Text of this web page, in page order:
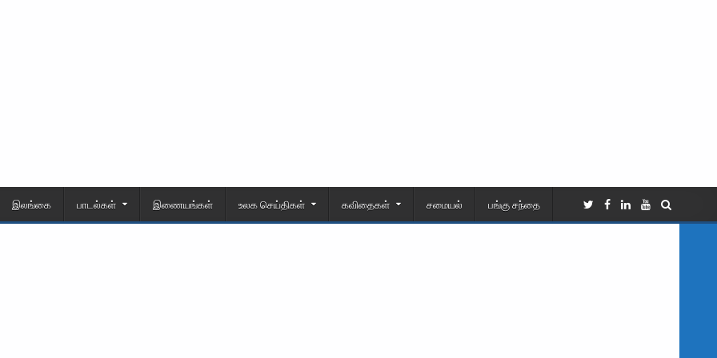
இலங்கை பாடல்கள் இணையங்கள் உலக செய்திகள் கவிதைகள் சமையல் பங்கு சந்தை